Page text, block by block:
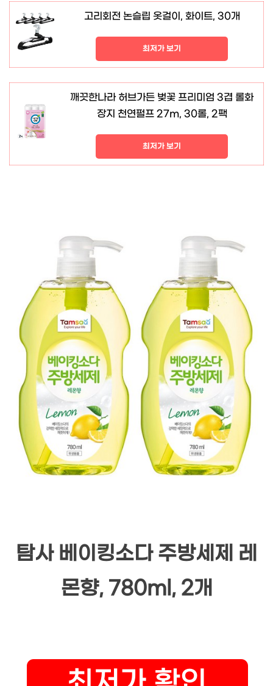
고리회전 논슬립 옷걸이, 화이트, 30개
최저가 보기
깨끗한나라 허브가든 벚꽃 프리미엄 3겹 롤화
장지 천연펄프 27m, 30롤, 2팩
최저가 보기
탐사 베이킹소다 주방세제 레
몬향, 780ml, 2개